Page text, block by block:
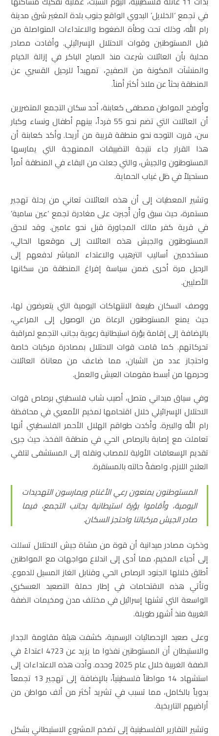
في تجمع ‘الخلايل’ البدوي الواقع جنوب بلدة المغير شرق مدينة
رام الله، وذلك تحت وطأة الضغوط والاعتداءات المتواصلة من
قبل المستوطنين وقوات الاحتلال الإسرائيلي. وأفادت مصادر
محلية بأن العائلات شرعت منذ الصباح الباكر في إزالة الخيام
والمنشآت المكونة من الصفيح، تمهيداً للرحيل القسري عن
المنطقة بحثاً عن ملاذ أكثر أمناً.
وأوضح المواطن مصطفى كعابنة، أحد سكان التجمع المتضررين
أن العائلات التي تضم نحو 55 فرداً، بينهم أطفال ونساء وكبار
سن، قررت التوجه نحو منطقة قريبة من أريحا. وأكد كعابنة أن
هذا القرار جاء نتيجة التضييقات الممنهجة التي يمارسها
المستوطنون والجيش، والتي جعلت من البقاء في المنطقة أمراً
مستحيلاً في ظل غياب الحماية.
وتشير المعطيات إلى أن هذه العائلات تعاني من رحلة تهجير
مستمرة، حيث سبق وأن أُجبرت على مغادرة تجمع ‘عين سامية’
في قرية كفر مالك المجاورة قبل نحو عامين. وقد لاحق
المستوطنون والجيش هذه العائلات إلى موقعها الحالي،
مستخدمين أساليب الترهيب والاعتداء المباشر لدفعهم إلى
الرحيل مرة أخرى ضمن سياسة إفراغ المنطقة من سكانها
الأصليين.
ووصف السكان طبيعة الانتهاكات اليومية التي يتعرضون لها،
حيث يمنع المستوطنون الرعاة من الوصول إلى المراعي،
بالإضافة إلى إقامة بؤرة استيطانية رعوية بجانب التجمع لمراقبة
تحركاتهم. كما قامت قوات الاحتلال بمصادرة مركبات خاصة
واحتجاز عدد من الشبان، مما ضاعف من معاناة العائلات
وحرمها من أبسط مقومات العيش والعمل.
وفي سياق ميداني متصل، أصيب شاب فلسطيني برصاص قوات
الاحتلال الإسرائيلي خلال اقتحامها لمخيم الأمعري في محافظة
رام الله والبيرة. وأكدت طواقم الهلال الأحمر الفلسطيني أنها
تعاملت مع إصابة بالرصاص الحي في منطقة الفخذ، حيث جرى
تقديم الإسعافات الأولية للمصاب ونقله إلى المستشفى لتلقي
العلاج اللازم، واصفةً حالته بالمستقرة.
المستوطنون يمنعون رعي الأغنام ويمارسون التهديدات
اليومية، وأقاموا بؤرة استيطانية بجانب التجمع، فيما
صادر الجيش مركباتنا واحتجز السكان.
وذكرت مصادر ميدانية أن قوة من مشاة جيش الاحتلال تسللت
إلى أحياء المخيم، مما أدى إلى اندلاع مواجهات مع المواطنين
أطلق خلالها الجنود الرصاص الحي وقنابل الغاز المسيل للدموع.
وتأتي هذه الاقتحامات في إطار حملة التصعيد العسكري
الواسعة التي تشنها إسرائيل في مختلف مدن ومخيمات الضفة
الغربية منذ أشهر طويلة.
وعلى صعيد الإحصائيات الرسمية، كشفت هيئة مقاومة الجدار
والاستيطان أن المستوطنين نفذوا ما يزيد عن 4723 اعتداءً في
الضفة الغربية خلال عام 2025 وحده. وأدت هذه الاعتداءات إلى
استشهاد 14 مواطناً فلسطينياً، بالإضافة إلى تهجير 13 تجمعاً
بدوياً بالكامل، مما تسبب في تشريد أكثر من ألف مواطن من
أراضيهم التاريخية.
وتشير التقارير الفلسطينية إلى تضخم المشروع الاستيطاني بشكل